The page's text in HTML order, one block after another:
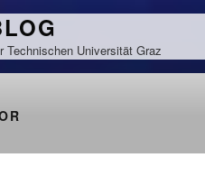
Technischen Universität Graz